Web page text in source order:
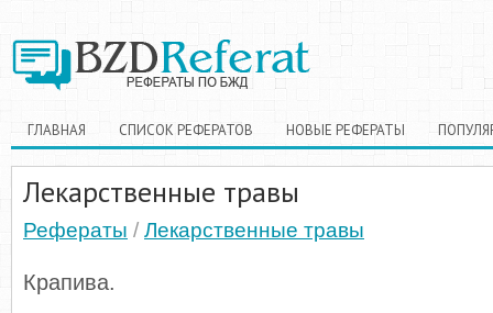
ГЛАВНАЯ СПИСОК РЕФЕРАТОВ НОВЫЕ РЕФЕРАТЫ
Лекарственные травы
Рефераты / Лекарственные травы
Крапива.